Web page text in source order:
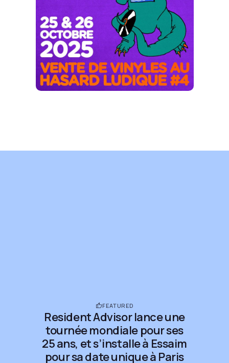
FEATURED
Resident Advisor lance une
tournée mondiale pour ses
25 ans, et s’installe à Essaim
pour sa date unique à Paris